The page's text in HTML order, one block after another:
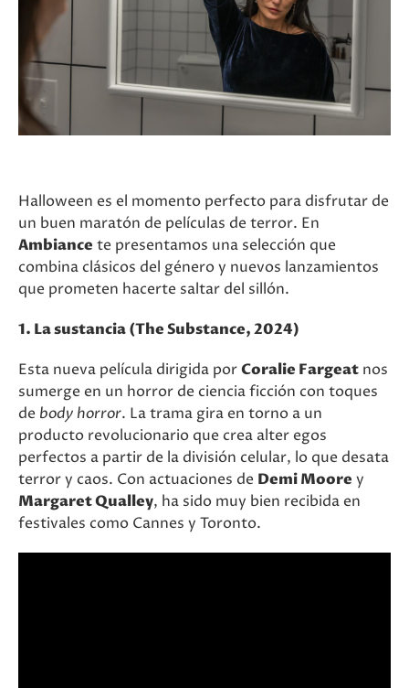
Halloween es el momento perfecto para disfrutar de
un buen maratón de películas de terror. En
Ambiance te presentamos una selección que
combina clásicos del género y nuevos lanzamientos
que prometen hacerte saltar del sillón.
1. La sustancia (The Substance, 2024)
Esta nueva película dirigida porCoralie Fargeat nos
sumerge en un horror de ciencia ficción con toques
de body horror. La trama gira en torno a un
producto revolucionario que crea alter egos
perfectos a partir de la división celular, lo que desata
terror y caos. Con actuaciones de Demi Moore y
Margaret Qualley, ha sido muy bien recibida en
festivales como Cannes y Toronto.